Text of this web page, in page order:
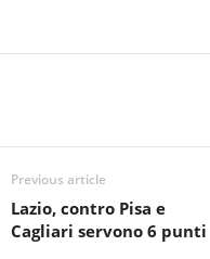
Previous article
Lazio, contro Pisa e
Cagliari servono 6 punti